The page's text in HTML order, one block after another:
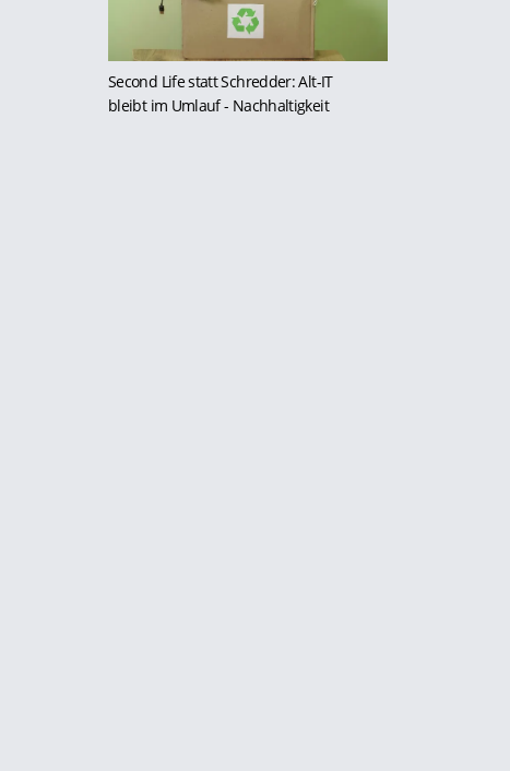
Second Life statt Schredder: Alt-IT
bleibt im Umlauf- Nachhaltigkeit